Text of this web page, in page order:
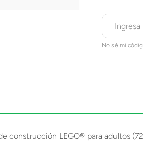
No sé mi
LEGO® para adultos